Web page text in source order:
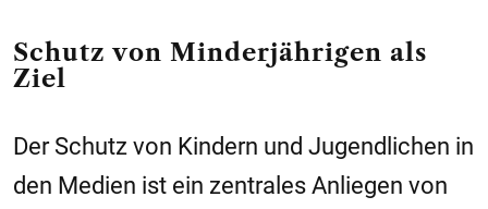
Schutz von Minderjährigen als
Ziel
Der Schutz von Kindern und Jugendlichen in
den Medien ist ein zentrales Anliegen von